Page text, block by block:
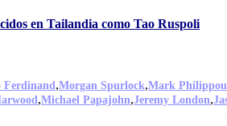
en Tailandia como Tao Ruspoli
Ferdinand,Morgan Spurlock,Mark
,Michael Papajohn,Jeremy London,